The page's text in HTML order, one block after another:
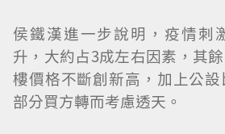
侯鐵漢進一步說明，疫情刺
升，大約占3成左右因素，其
樓價格不斷創新高，加上公設
部分買方轉而考慮透天。